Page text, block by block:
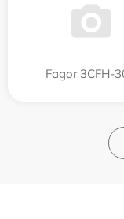
Fagor 3CFH-